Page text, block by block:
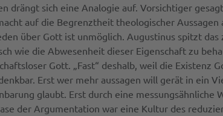
drängt sich eine Analogie auf. Vorsichtiger
auf die Begrenztheit theologischer
über Gott ist unmöglich. Augustinus spitzt
wie die Abwesenheit dieser Eigenschaft zu
Gott. „Fast“ deshalb, weil die
Erst wer mehr aussagen will gerät in ein
glaubt. Erst durch eine
der Argumentation war eine Kultur des